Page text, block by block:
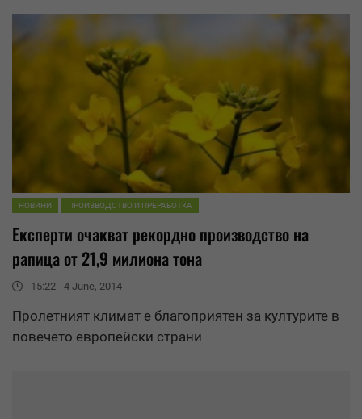
НОВИНИ ПРОИЗВОДСТВО И ПРЕРАБОТКА
Експерти очакват рекордно производство на
рапица от 21,9 милиона тона
15:22 - 4 June, 2014
Пролетният климат е благоприятен за културите в
повечето европейски страни